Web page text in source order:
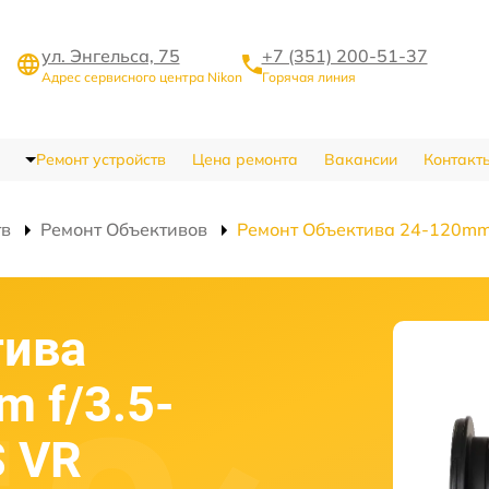
ул. Энгельса, 75
Адрес сервисного центра Nikon
+7 (351) 200-51-37
Горячая линия
Ремонт устройств Цена ремонта Вакансии
Ремонт Объективов Ремонт Объектива 24-
f/3.5-
VR